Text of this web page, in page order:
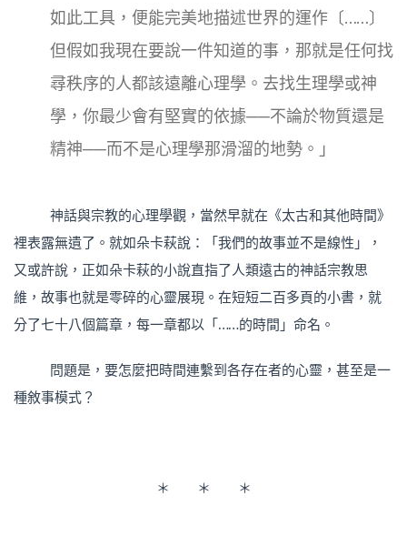
如此工具，便能完美地描述世界的運作〔……〕
但假如我現在要說一件知道的事，那就是任何找
尋秩序的人都該遠離心理學。去找生理學或神
學，你最少會有堅實的依據──不論於物質還是
精神──而不是心理學那滑溜的地勢。」
神話與宗教的心理學觀，當然早就在《太古和其他時間》
裡表露無遺了。就如朵卡萩說：「我們的故事並不是線性」，
又或許說，正如朵卡萩的小說直指了人類遠古的神話宗教思
維，故事也就是零碎的心靈展現。在短短二百多頁的小書，就
分了七十八個篇章，每一章都以「……的時間」命名。
問題是，要怎麼把時間連繫到各存在者的心靈，甚至是一
種敘事模式？
＊ ＊ ＊